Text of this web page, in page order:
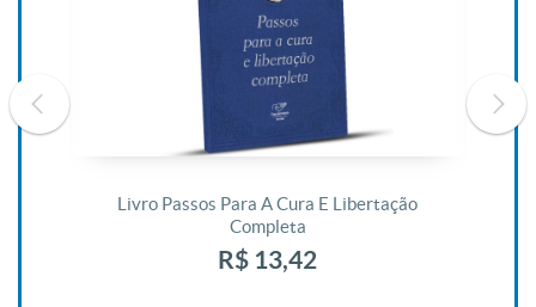
Livro Passos Para A Cura E Libertação
Completa
R$ 13,42